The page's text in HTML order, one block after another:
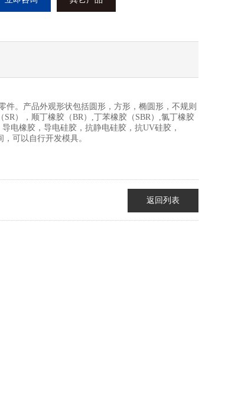
。产品外观形状包括圆形，方形，椭圆形，不规则
），顺丁橡胶（BR）,丁苯橡胶（SBR）,氯丁橡胶
电橡胶，导电硅胶，抗静电硅胶，抗UV硅胶，
可以自行开发模具。
返回列表